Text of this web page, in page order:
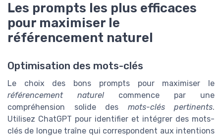
Les prompts les plus efficaces
pour maximiser le
référencement naturel
Optimisation des mots-clés
Le choix des bons prompts pour maximiser le
référencement naturel commence par une
compréhension solide des mots-clés pertinents.
Utilisez ChatGPT pour identifier et intégrer des mots-
clés de longue traîne qui correspondent aux intentions